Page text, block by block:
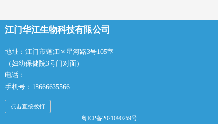
江门华江生物科技有限公司
地址：江门市蓬江区星河路3号105室
（妇幼保健院3号门对面）
电话：
手机号：18666635566
点击直接拨打
粤ICP备2021090259号